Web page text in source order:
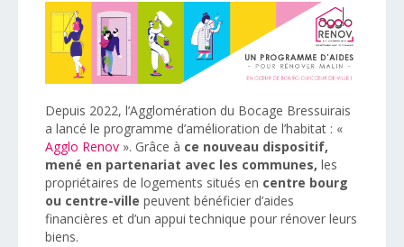
Depuis 2022, l’Agglomération du Bocage Bressuirais
a lancé le programme d’amélioration de l’habitat : «
Agglo Renov ». Grâce à ce nouveau dispositif,
mené en partenariat avec les communes, les
propriétaires de logements situés en centre bourg
ou centre-ville peuvent bénéficier d’aides
financières et d’un appui technique pour rénover leurs
biens.